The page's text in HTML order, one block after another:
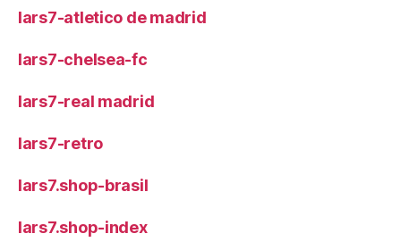
lars7-atletico de madrid
lars7-chelsea-fc
lars7-real madrid
lars7-retro
lars7.shop-brasil
lars7.shop-index